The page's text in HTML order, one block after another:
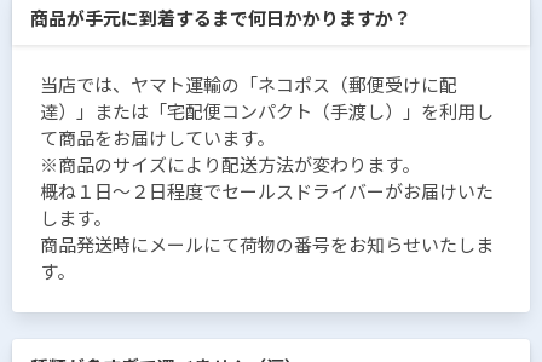
商品が手元に到着するまで何日かかりますか？
当店では、ヤマト運輸の「ネコポス（郵便受けに配
達）」または「宅配便コンパクト（手渡し）」を利用し
て商品をお届けしています。
※商品のサイズにより配送方法が変わります。
概ね１日〜２日程度でセールスドライバーがお届けいた
します。
商品発送時にメールにて荷物の番号をお知らせいたしま
す。